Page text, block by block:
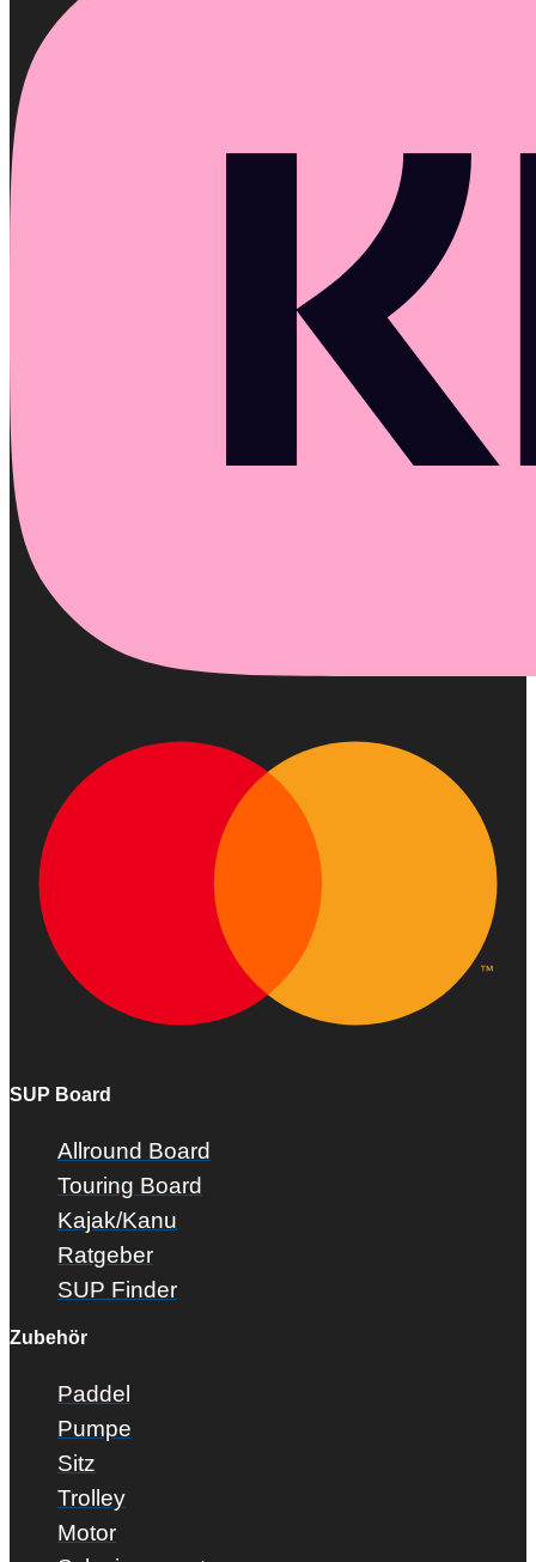
SUP Board
Allround Board
Touring Board
Kajak/Kanu
Ratgeber
SUP Finder
Zubehör
Paddel
Pumpe
Sitz
Trolley
Motor